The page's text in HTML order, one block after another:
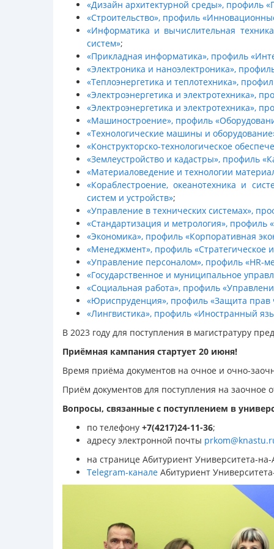
«Дизайн архитектурной среды», профиль
«Строительство», профиль
«Информатика и вычислительная
систем»;
«Прикладная информатика», профиль
«Электроника и наноэлектроника»,
«Теплоэнергетика и теплотехника»,
«Электроэнергетика и электротехника»,
«Электроэнергетика и электротехника»,
«Машиностроение», профиль
«Технологические машины и
«Конструкторско-технологическое
«Землеустройство и кадастры», профиль
«Материаловедение и технологии
«Кораблестроение, океанотехника и
систем и устройств»;
«Управление в технических системах»,
«Стандартизация и метрология»,
«Экономика», профиль «Корпоративная
«Менеджмент», профиль «Стратегическое
«Управление персоналом», профиль «НR-
«Государственное и муниципальное
«Социальная работа», профиль
«Юриспруденция», профиль «Защита прав
«Лингвистика», профиль «Иностранный
В 2023 году для поступления в магистратуру
Приёмная кампания стартует 20 июня!
Время приёма документов на очное и очно-
Приём документов для поступления на заочное
Вопросы, связанные с поступлением в
по телефону +7(4217)24-11-36;
адресу электронной почты
на странице Абитуриент Университета-
Telegram-канале Абитуриент